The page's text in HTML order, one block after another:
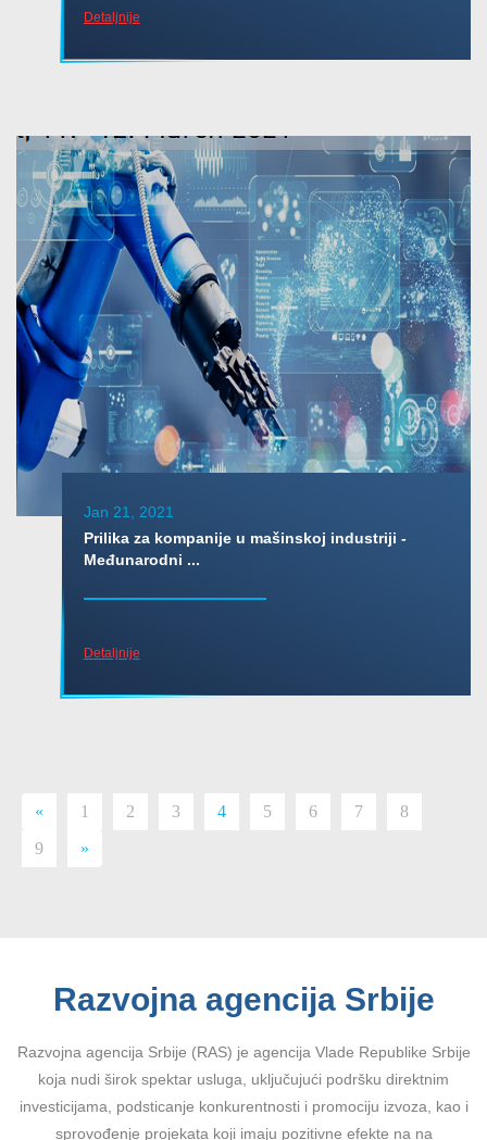
Detaljnije
Jan 21, 2021
Prilika za kompanije u mašinskoj industriji -
Međunarodni ...
Detaljnije
« 1 2 3 4 5 6 7
8
9
»
Razvojna agencija Srbije
Razvojna agencija Srbije (RAS) je agencija Vlade Republike Srbije
koja nudi širok spektar usluga, uključujući podršku direktnim
investicijama, podsticanje konkurentnosti i promociju izvoza, kao i
sprovođenje projekata koji imaju pozitivne efekte na na